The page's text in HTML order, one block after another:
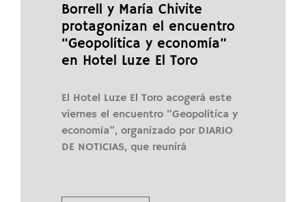
Borrell y María Chivite
protagonizan el encuentro
“Geopolítica y economía”
en Hotel Luze El Toro
El Hotel Luze El Toro acogerá este
viernes el encuentro “Geopolítica y
economía”, organizado por DIARIO
DE NOTICIAS, que reunirá